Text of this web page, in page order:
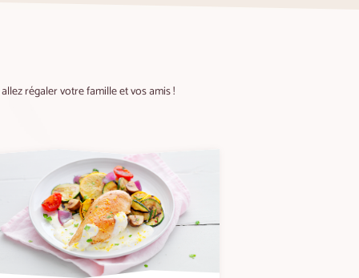
régaler votre famille et vos amis !